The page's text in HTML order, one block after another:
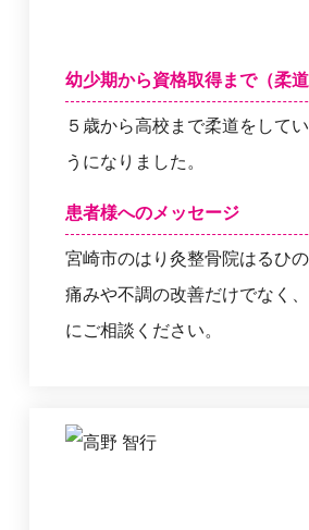
幼少期から資格取得まで（柔
５歳から高校まで柔道をして
うになりました。
患者様へのメッセージ
宮崎市のはり灸整骨院はるひ
痛みや不調の改善だけでなく
にご相談ください。